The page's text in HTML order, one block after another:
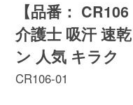
【品番：
介護士 吸汗 速
ン 人気 キラク
CR106-01